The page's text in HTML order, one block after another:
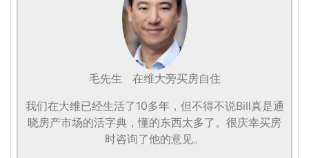
毛先生
在维大旁买房自住
我们在大维已经生活了10多年，但不得不说Bill真是通
晓房产市场的活字典，懂的东西太多了。很庆幸买房
时咨询了他的意见。